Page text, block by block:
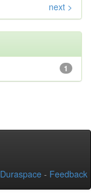
next >
1
Duraspace - Feedback